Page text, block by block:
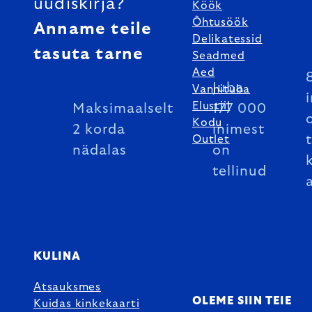
uudiskirja?
Anname teile
tasuta tarne
Maksimaalselt
2 korda
nädalas
Juba
177 000
inimest
on
tellinud
Köök
Õhtusöök
Delikatessid
Seadmed
Aed
Vannituba
Elustiil
Kodu
Outlet
KULINA
Atsauksmes
Kuidas kinkekaarti
OLEME SIIN TEIE